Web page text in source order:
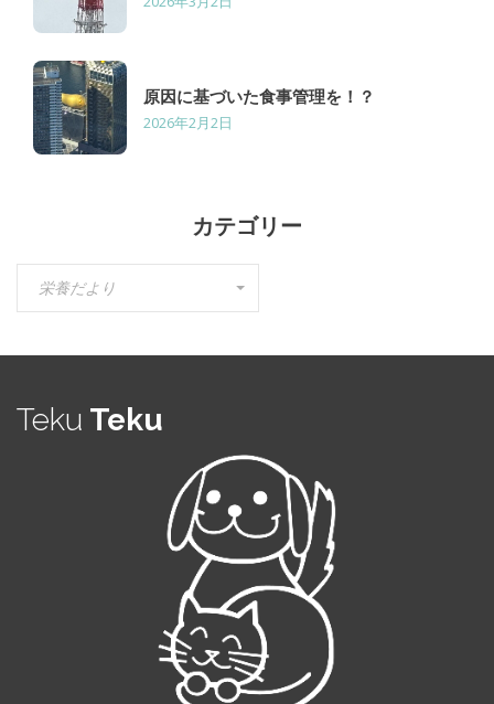
原因に基づいた食事管理を！？
2026年2月2日
カテゴリー
リ
栄養だより
Teku Teku